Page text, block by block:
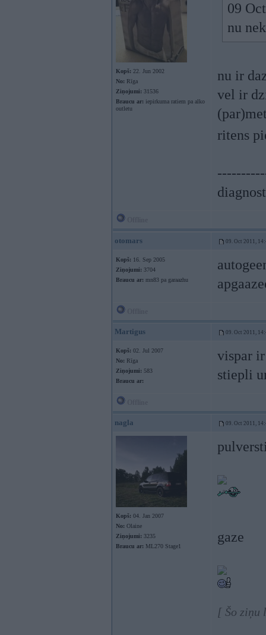
Kopš: 22. Jun 2002
No: Rīga
Ziņojumi: 31536
Braucu ar: iepirkuma ratiem pa alko
outletu
09
nu
nu ir
vel ir
ritens
otomars 09. Oct 2011,
Kopš: 16. Sep 2005
Ziņojumi: 3704
Braucu ar: mn83 pa garaazhu
Martigus 09. Oct 2011,
Kopš: 02. Jul 2007
No: Rīga
Ziņojumi: 583
Braucu ar:
vispar
stiepli
nagla 09. Oct 2011,
Kopš: 04. Jan 2007
No: Olaine
Ziņojumi: 3235
Braucu ar: ML270 Stage1
gaze
[ Šo ziņu